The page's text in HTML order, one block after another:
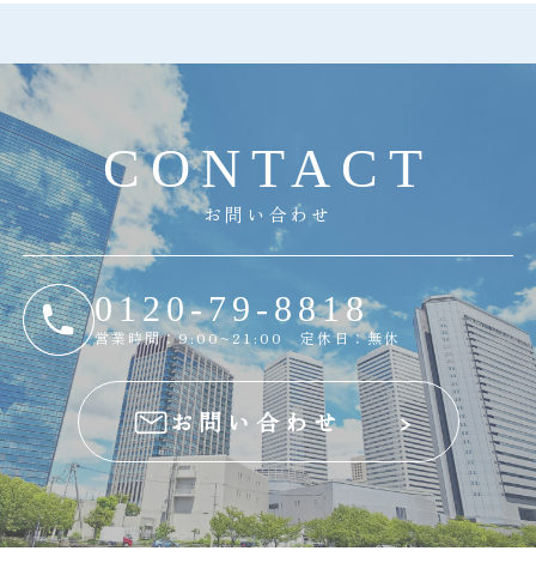
CONTA C T
お問い合わせ
0120-79-8818
営業時間：9:00~21:00 定休日：無休
お問い合わせ